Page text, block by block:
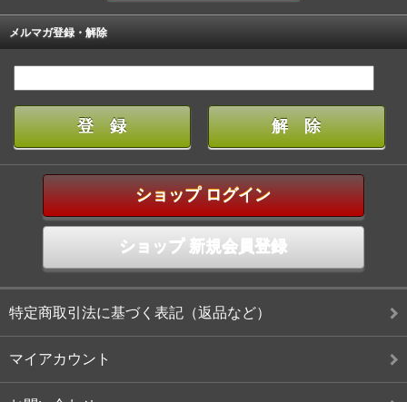
メルマガ登録・解除
ショップ ログイン
ショップ 新規会員登録
特定商取引法に基づく表記（返品など）
マイアカウント